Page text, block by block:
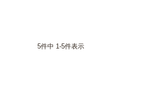
5件中 1-5件表示